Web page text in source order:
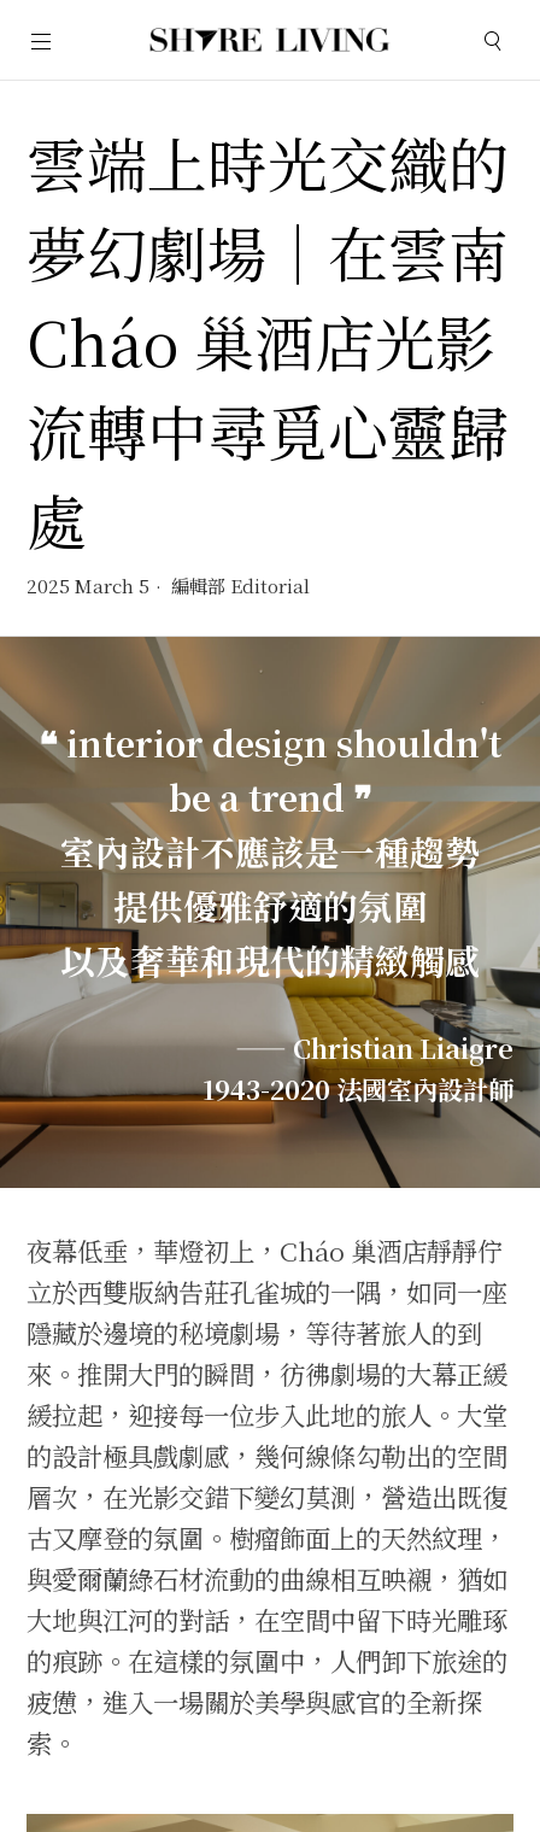
雲端上時光交織的
夢幻劇場｜在雲南
Cháo 巢酒店光影
流轉中尋覓心靈歸
處
2025 March 5 編輯部 Editorial
❝ interior design shouldn't
be a trend ❞
室內設計不應該是一種趨勢
提供優雅舒適的氛圍
以及奢華和現代的精緻觸感
—— Christian Liaigre
1943-2020 法國室內設計師
夜幕低垂，華燈初上，Cháo 巢酒店靜靜佇
立於西雙版納告莊孔雀城的一隅，如同一座
隱藏於邊境的秘境劇場，等待著旅人的到
來。推開大門的瞬間，彷彿劇場的大幕正緩
緩拉起，迎接每一位步入此地的旅人。大堂
的設計極具戲劇感，幾何線條勾勒出的空間
層次，在光影交錯下變幻莫測，營造出既復
古又摩登的氛圍。樹瘤飾面上的天然紋理，
與愛爾蘭綠石材流動的曲線相互映襯，猶如
大地與江河的對話，在空間中留下時光雕琢
的痕跡。在這樣的氛圍中，人們卸下旅途的
疲憊，進入一場關於美學與感官的全新探
索。